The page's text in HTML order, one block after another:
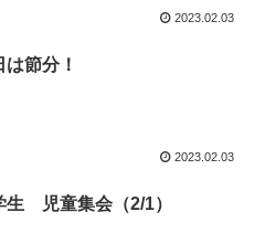
2023.02.03
は節分！
2023.02.03
生 児童集会（2/1）